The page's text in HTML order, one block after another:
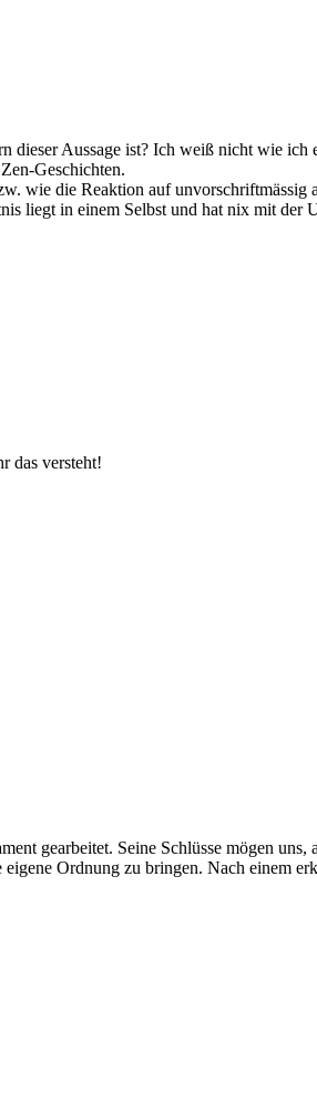
dieser Aussage ist? Ich weiß nicht wie
Geschichten.
wie die Reaktion auf unvorschriftmässig
liegt in einem Selbst und hat nix mit
das versteht!
gearbeitet. Seine Schlüsse mögen
eigene Ordnung zu bringen. Nach einem